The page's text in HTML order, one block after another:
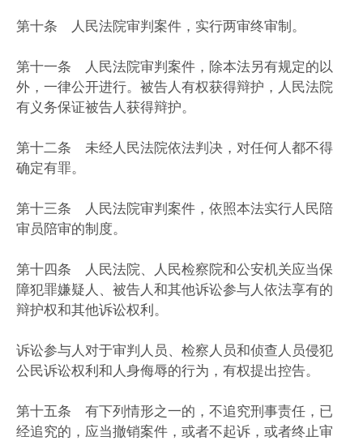
第十条 人民法院审判案件，实行两审终审制。
第十一条 人民法院审判案件，除本法另有规定的以
外，一律公开进行。被告人有权获得辩护，人民法院
有义务保证被告人获得辩护。
第十二条 未经人民法院依法判决，对任何人都不得
确定有罪。
第十三条 人民法院审判案件，依照本法实行人民陪
审员陪审的制度。
第十四条 人民法院、人民检察院和公安机关应当保
障犯罪嫌疑人、被告人和其他诉讼参与人依法享有的
辩护权和其他诉讼权利。
诉讼参与人对于审判人员、检察人员和侦查人员侵犯
公民诉讼权利和人身侮辱的行为，有权提出控告。
第十五条 有下列情形之一的，不追究刑事责任，已
经追究的，应当撤销案件，或者不起诉，或者终止审